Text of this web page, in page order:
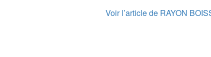
Voir l’article de RAYON